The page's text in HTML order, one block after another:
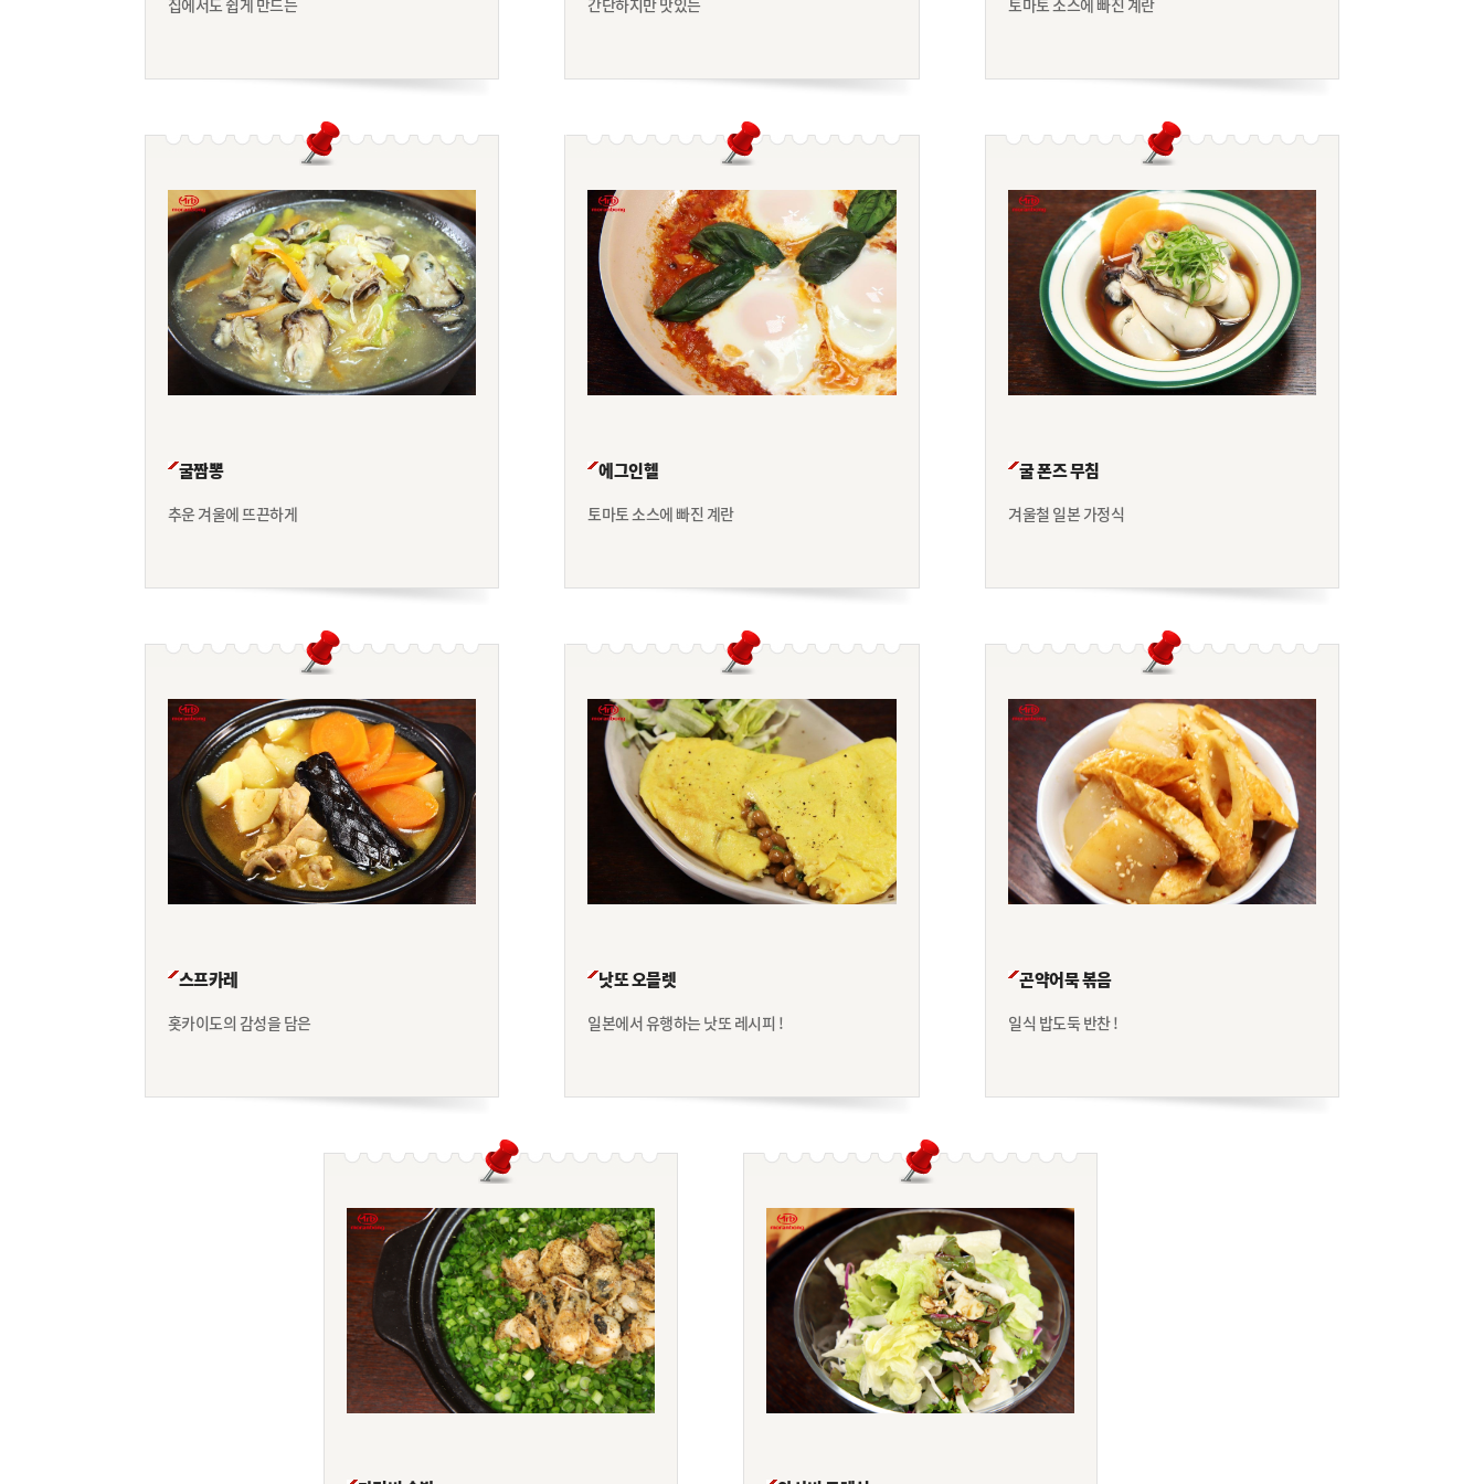
집에서도 쉽게 만드는 간단하지만 맛있는 토마토 소스에 빠진 계란
굴짬뽕
추운 겨울에 뜨끈하게
에그인헬
토마토 소스에 빠진 계란
굴 폰즈 무침
겨울철 일본 가정식
스프카레
홋카이도의 감성을 담은
낫또 오믈렛
일본에서 유행하는 낫또 레시피 !
곤약어묵 볶음
일식 밥도둑 반찬 !